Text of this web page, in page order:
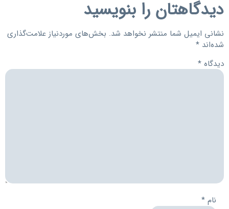
دیدگاهتان را بنویسید
نشانی ایمیل شما منتشر نخواهد شد. بخش‌های موردنیاز علامت‌گذاری
شده‌اند *
دیدگاه *
نام *